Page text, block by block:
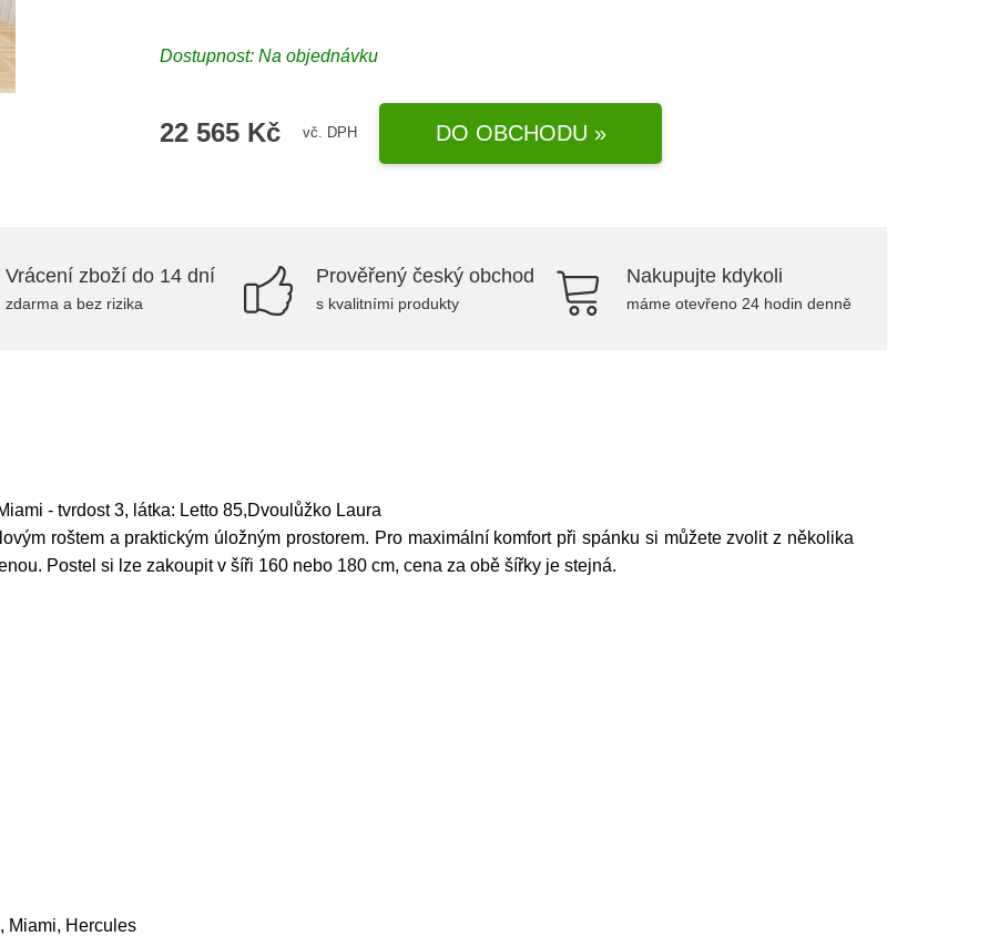
Dostupnost: Na objednávku
22 565 Kč vč. DPH DO OBCHODU »
Vrácení zboží do 14 dní
zdarma a bez rizika
Prověřený český obchod
s kvalitními produkty
Nakupujte kdykoli
máme otevřeno 24 hodin denně
- tvrdost 3, látka: Letto 85,Dvoulůžko Laura
roštem a praktickým úložným prostorem. Pro maximální komfort při spánku si můžete zvolit z několika
Postel si lze zakoupit v šíři 160 nebo 180 cm, cena za obě šířky je stejná.
Miami, Hercules